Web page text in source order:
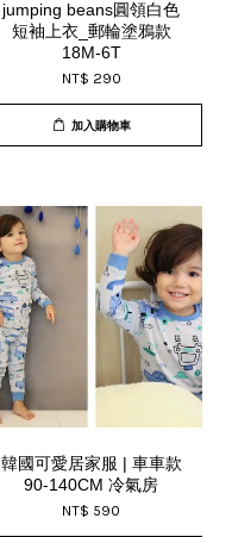
jumping beans圓領白色
短袖上衣_郵輪塗鴉款
18M-6T
NT$ 290
加入購物車
韓國可愛居家服 | 車車款
90-140CM 冷氣房
NT$ 590